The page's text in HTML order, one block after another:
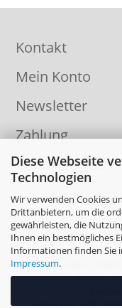
Diese Webseite
Technologien
Wir verwenden Cookies
Drittanbietern, um die
gewährleisten, die
Ihnen ein bestmögliches
Informationen finden Sie
Impressum.
Kontakt
Mein Konto
Newsletter
Zahlung
Informationen
Die Inhalte dieser
von Datenbanken
Nachdrucke,